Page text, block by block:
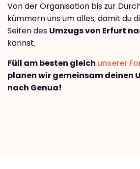
Von der Organisation bis zur
kümmern uns um alles, damit du
Seiten des Umzugs von Erfurt
kannst.
Füll am besten gleich unserer
planen wir gemeinsam deinen
nach Genua!